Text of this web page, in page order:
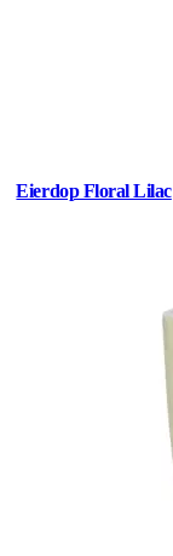
Eierdop Floral Lilac